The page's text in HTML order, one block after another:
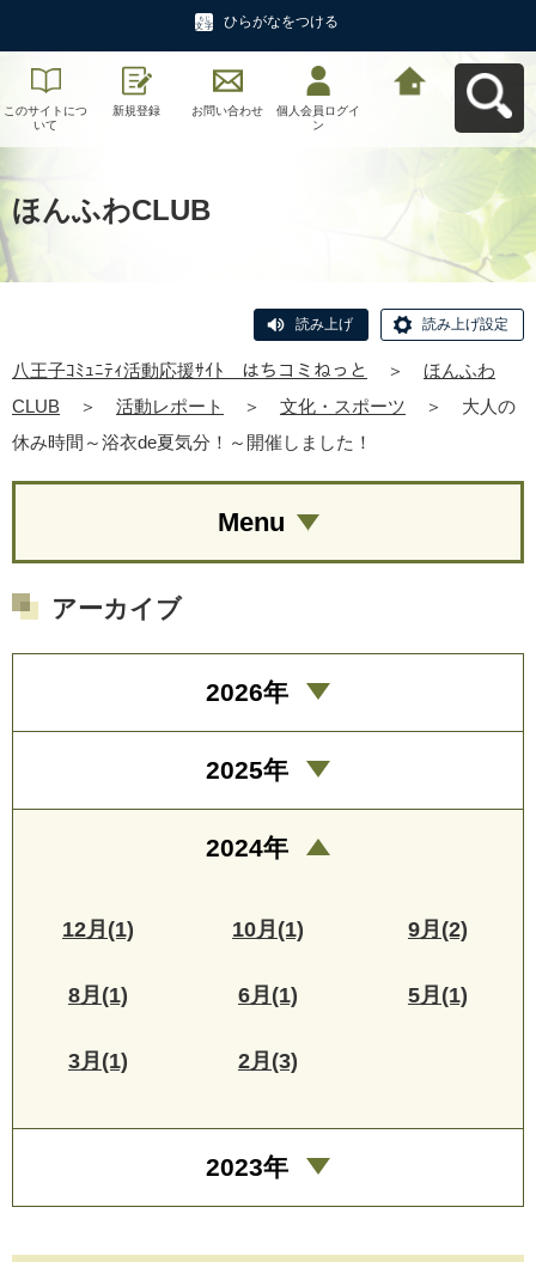
ひらがなをつける
このサイトにつ
いて
新規登録 お問い合わせ
個人会員ログイ
ン
ほんふわCLUB
読み上げ 読み上げ設定
八王子ｺﾐｭﾆﾃｨ活動応援ｻｲﾄ はちコミねっと ＞
ほんふわ
CLUB
＞ 活動レポート ＞ 文化・スポーツ ＞
大人の
休み時間～浴衣de夏気分！～開催しました！
Menu
アーカイブ
2026年
2025年
2024年
12月(1) 10月(1) 9月(2)
8月(1) 6月(1) 5月(1)
3月(1) 2月(3)
2023年